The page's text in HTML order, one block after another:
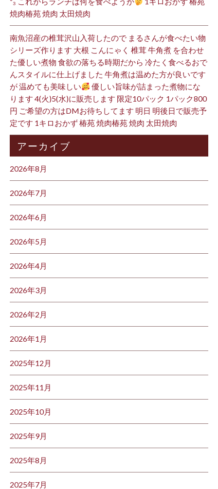
焼肉椿苑 焼肉 太田焼肉
南魚沼産の椎茸沢山入荷したので まるさんが食べたい物
シリーズ作ります 大根 こんにゃく 椎茸 牛角煮 を合わせ
た優しい煮物 食欲の落ちる時期だから 冷たく食べるおで
んスタイルに仕上げました 牛角煮は温めた方が良いです
が 温めても美味しい
優しい旨味が詰まった煮物にな
ります 4(火)5(水)に販売します 限定10パック 1パック800
円 ご希望の方はDMお待ちしてます 明日 明後日で販売予
定です 1キロおかず 椿苑 焼肉椿苑 焼肉 太田焼肉
アーカイブ
2026年8月
2026年7月
2026年6月
2026年5月
2026年4月
2026年3月
2026年2月
2026年1月
2025年12月
2025年11月
2025年10月
2025年9月
2025年8月
2025年7月